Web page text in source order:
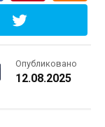
Опубликовано
12.08.2025